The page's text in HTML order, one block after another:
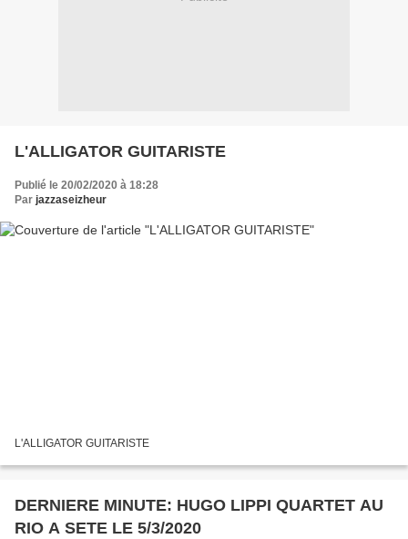
L'ALLIGATOR GUITARISTE
Publié le 20/02/2020 à 18:28
Par jazzaseizheur
L'ALLIGATOR GUITARISTE
DERNIERE MINUTE: HUGO LIPPI QUARTET AU
RIO A SETE LE 5/3/2020